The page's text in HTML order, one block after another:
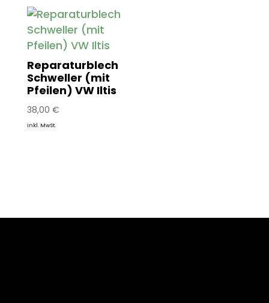
Reparaturblech
Schweller (mit
Pfeilen) VW Iltis
38,00 €
inkl. MwSt.